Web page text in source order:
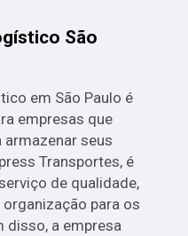
São
em São Paulo é
empresas que
armazenar seus
Transportes, é
de qualidade,
para os
disso, a empresa